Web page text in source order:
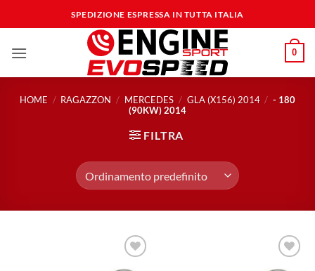
ai
SPEDIZIONE ESPRESSA IN TUTTA ITALIA
0
HOME / RAGAZZON / MERCEDES / GLA (X156) 2014 / - 180
(90KW) 2014
FILTRA